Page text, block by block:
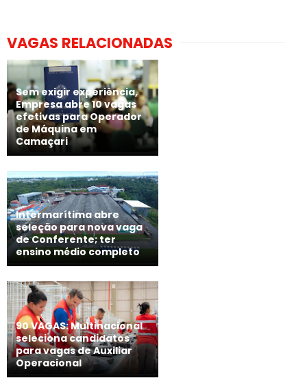
VAGAS RELACIONADAS
Sem exigir experiência,
Empresa abre 10 vagas
efetivas para Operador
de Máquina em
Camaçari
Intermarítima abre
seleção para nova vaga
de Conferente; ter
ensino médio completo
90 VAGAS: Multinacional
seleciona candidatos
para vagas de Auxiliar
Operacional